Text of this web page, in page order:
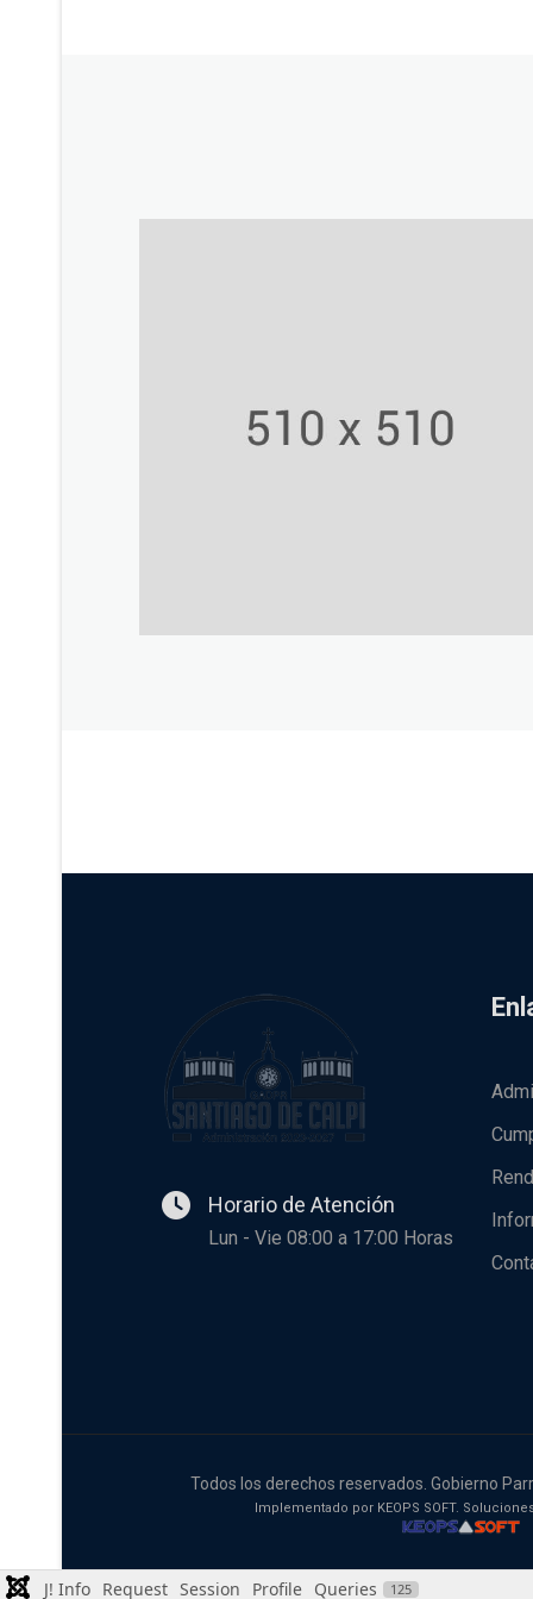
Horario de Atención
Lun - Vie 08:00 a 17:00 Horas
Todos los derechos reservados. Gobierno
Implementado por KEOPS SOFT.
J! Info Request Session Profile Queries 125